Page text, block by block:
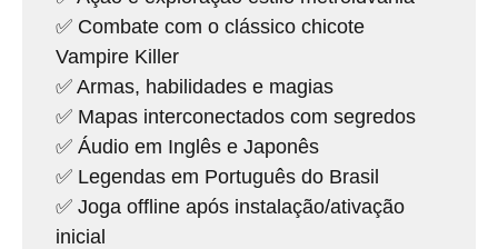
✅ Combate com o clássico chicote
Vampire Killer
✅ Armas, habilidades e magias
✅ Mapas interconectados com segredos
✅ Áudio em Inglês e Japonês
✅ Legendas em Português do Brasil
✅ Joga offline após instalação/ativação
inicial